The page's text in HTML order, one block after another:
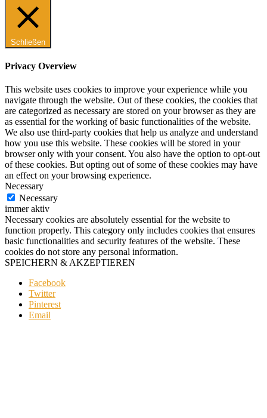
Schließen
Privacy Overview
This website uses cookies to improve your experience while you
navigate through the website. Out of these cookies, the cookies that
are categorized as necessary are stored on your browser as they are
as essential for the working of basic functionalities of the website.
We also use third-party cookies that help us analyze and understand
how you use this website. These cookies will be stored in your
browser only with your consent. You also have the option to opt-out
of these cookies. But opting out of some of these cookies may have
an effect on your browsing experience.
Necessary
Necessary
immer aktiv
Necessary cookies are absolutely essential for the website to
function properly. This category only includes cookies that ensures
basic functionalities and security features of the website. These
cookies do not store any personal information.
SPEICHERN & AKZEPTIEREN
Facebook
Twitter
Pinterest
Email